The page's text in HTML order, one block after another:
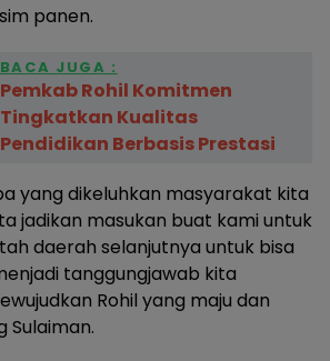
panen.
BACA JUGA :
Pemkab Rohil Komitmen
Tingkatkan Kualitas
Pendidikan Berbasis Prestasi
yang dikeluhkan masyarakat kita
jadikan masukan buat kami untuk
daerah selanjutnya untuk bisa
tanggungjawab kita
Rohil yang maju dan
Sulaiman.